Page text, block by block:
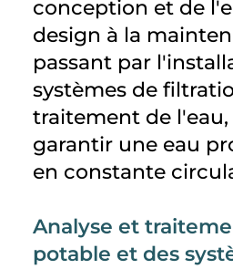
conception et de
design à la
passant par
systèmes de
traitement de
garantir une eau
en constante
Analyse et
potable et des